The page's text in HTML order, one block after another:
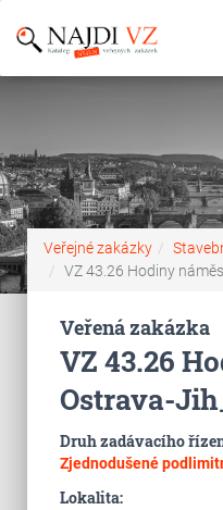
Veřejné zakázky
VZ 43.26 Hodiny
Veřená zakázka
VZ 43.26
Ostrava-
Druh zadávacího
Zjednodušené
Lokalita: